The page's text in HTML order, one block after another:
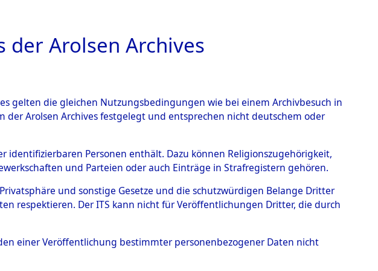
ÜBERSICHT BILD
vorm Wald - Rötz.→0003
Arolsen Archives
gelten die gleichen Nutzungsbedingungen wie bei einem Archivbesuch in
Arolsen Archives festgelegt und entsprechen nicht deutschem oder
identifizierbaren Personen enthält. Dazu können Religionszugehörigkeit,
und Parteien oder auch Einträge in Strafregistern gehören.
und sonstige Gesetze und die schutzwürdigen Belange Dritter
respektieren. Der ITS kann nicht für Veröffentlichungen Dritter, die durch
einer Veröffentlichung bestimmter personenbezogener Daten nicht